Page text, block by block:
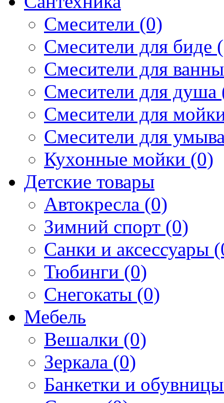
Смесители (0)
Смесители для биде
Смесители для
Смесители для душа
Смесители для
Смесители для
Кухонные мойки (0)
Детские товары
Автокресла (0)
Зимний спорт (0)
Санки и аксессуары
Тюбинги (0)
Снегокаты (0)
Мебель
Вешалки (0)
Зеркала (0)
Банкетки и